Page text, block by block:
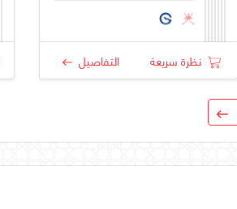
نظرة سريعة التفاصيل